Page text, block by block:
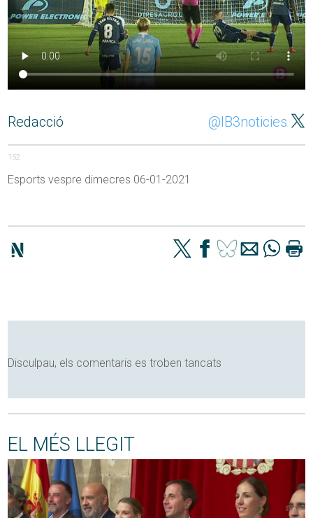
Redacció @IB3noticies
152
Esports vespre dimecres 06-01-2021
Disculpau, els comentaris es troben tancats
EL MÉS LLEGIT